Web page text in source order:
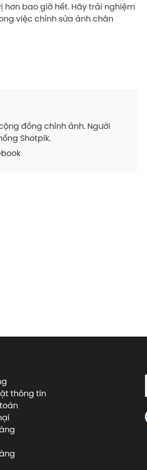
hơn bao giờ hết. Hãy trải nghiệm
việc chỉnh sửa ảnh chân
đồng chỉnh ảnh. Người
Shotpik.
thông tin